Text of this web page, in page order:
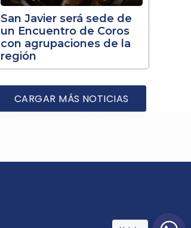
San Javier será sede de
un Encuentro de Coros
con agrupaciones de la
región
CARGAR MÁS NOTICIAS